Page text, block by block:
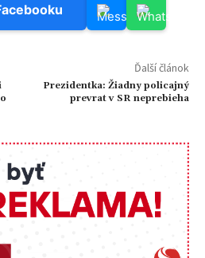
Ďalší článok
Prezidentka: Žiadny policajný
prevrat v SR neprebieha